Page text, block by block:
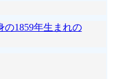
の1859年生まれの